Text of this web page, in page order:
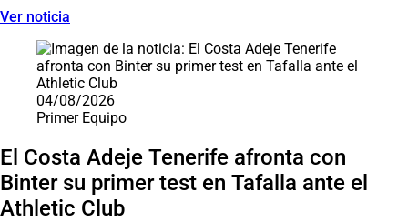
Ver noticia
04/08/2026
Primer Equipo
El Costa Adeje Tenerife afronta con
Binter su primer test en Tafalla ante el
Athletic Club